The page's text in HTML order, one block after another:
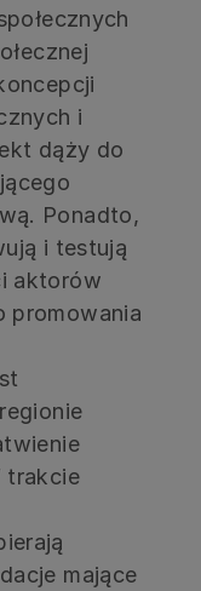
i
dąży do
Ponadto,
i testują
aktorów
promowania
trakcie
mające